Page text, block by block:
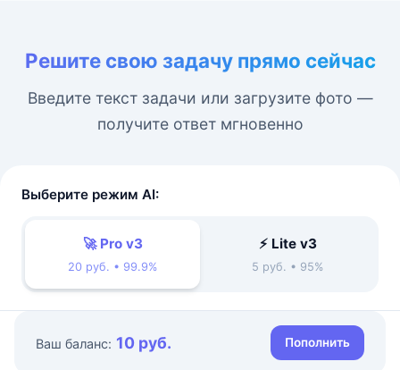
Решите свою задачу прямо сейчас
Введите текст задачи или загрузите фото —
получите ответ мгновенно
Выберите режим AI:
🚀 Pro v3
20 руб. • 99.9%
⚡ Lite v3
5 руб. • 95%
Ваш баланс: 10 руб. Пополнить